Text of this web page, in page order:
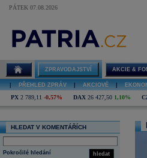
PÁTEK 07.08.2026
ZPRAVODAJSTVÍ AKCIE &
PŘEHLED ZPRÁV AKCIOVÉ
PX 2 789,11 -0,57% DAX 26 427,50 1,10%
HLEDAT V KOMENTÁŘÍCH
hledat
Pokročilé hledání